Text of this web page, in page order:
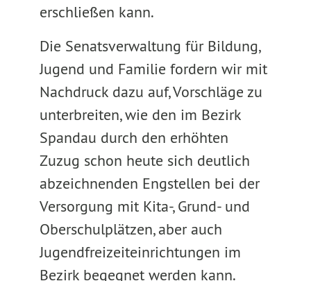
erschließen kann.
Die Senatsverwaltung für Bildung,
Jugend und Familie fordern wir mit
Nachdruck dazu auf, Vorschläge zu
unterbreiten, wie den im Bezirk
Spandau durch den erhöhten
Zuzug schon heute sich deutlich
abzeichnenden Engstellen bei der
Versorgung mit Kita-, Grund- und
Oberschulplätzen, aber auch
Jugendfreizeiteinrichtungen im
Bezirk begegnet werden kann.